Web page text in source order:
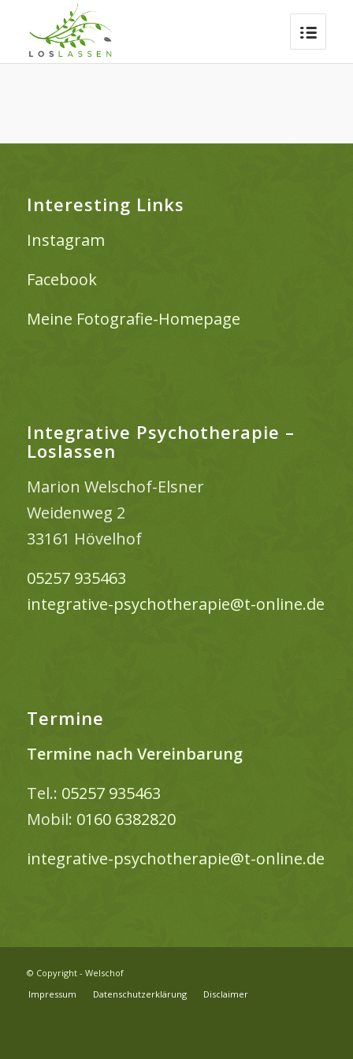
Interesting Links
Instagram
Facebook
Meine Fotografie-Homepage
Integrative Psychotherapie –
Loslassen
Marion Welschof-Elsner
Weidenweg 2
33161 Hövelhof
05257 935463
integrative-psychotherapie@t-online.de
Termine
Termine nach Vereinbarung
Tel.: 05257 935463
Mobil: 0160 6382820
integrative-psychotherapie@t-online.de
© Copyright - Welschof
Impressum
Datenschutzerklärung Disclaimer